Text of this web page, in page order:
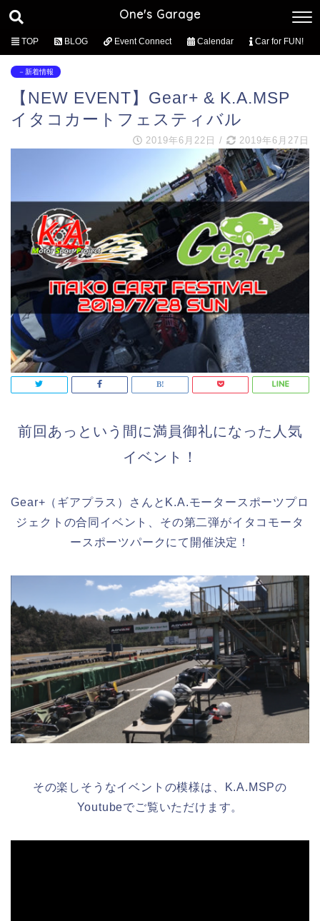
One's Garage
TOP BLOG Event Connect Calendar Car for FUN!
－新着情報
【NEW EVENT】Gear+ & K.A.MSP
イタコカートフェスティバル
2019年6月22日 / 2019年6月27日
前回あっという間に満員御礼になった人気
イベント！
Gear+（ギアプラス）さんとK.A.モータースポーツプロ
ジェクトの合同イベント、その第二弾がイタコモータ
ースポーツパークにて開催決定！
その楽しそうなイベントの模様は、K.A.MSPの
Youtubeでご覧いただけます。